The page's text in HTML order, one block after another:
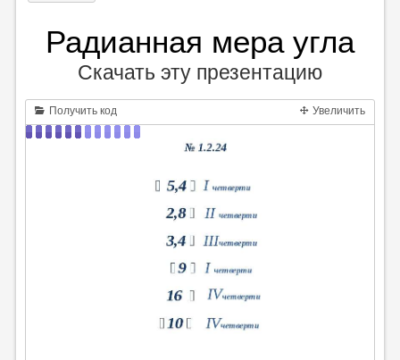
Радианная мера угла
Скачать эту презентацию
Получить код Увеличить